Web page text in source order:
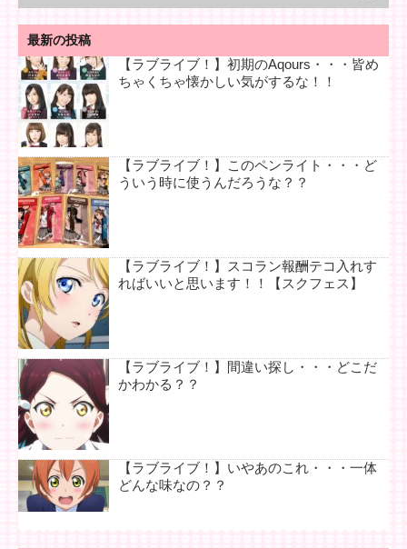
最新の投稿
【ラブライブ！】初期のAqours・・・皆め
ちゃくちゃ懐かしい気がするな！！
【ラブライブ！】このペンライト・・・ど
ういう時に使うんだろうな？？
【ラブライブ！】スコラン報酬テコ入れす
ればいいと思います！！【スクフェス】
【ラブライブ！】間違い探し・・・どこだ
かわかる？？
【ラブライブ！】いやあのこれ・・・一体
どんな味なの？？